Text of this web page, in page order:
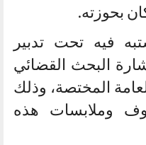
بحوزته.
فيه تحت تدبير
البحث القضائي
المختصة، وذلك
وملابسات هذه